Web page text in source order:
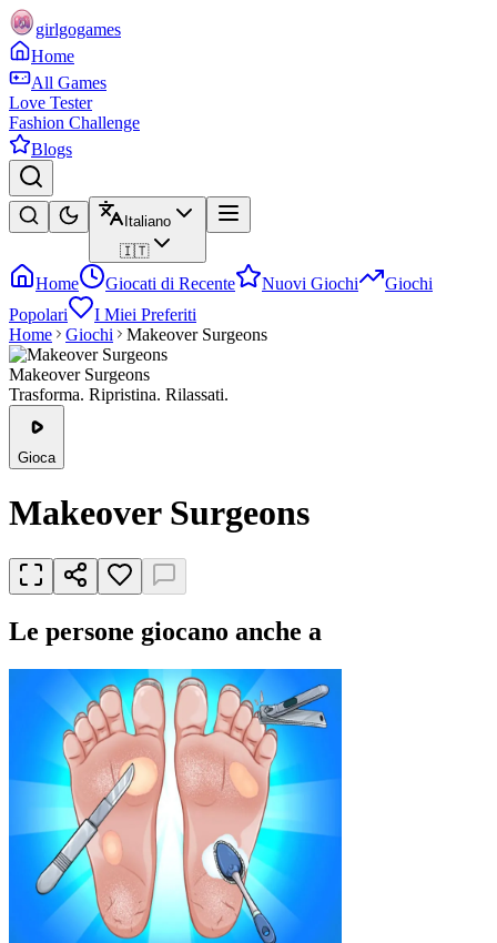
girlgogames
Home
All Games
Love Tester
Fashion Challenge
Blogs
Italiano
🇮🇹
Home Giocati di Recente Nuovi Giochi
Giochi
Popolari
I Miei Preferiti
Home
Giochi Makeover Surgeons
Makeover Surgeons
Trasforma. Ripristina. Rilassati.
Gioca
Makeover Surgeons
Le persone giocano anche a